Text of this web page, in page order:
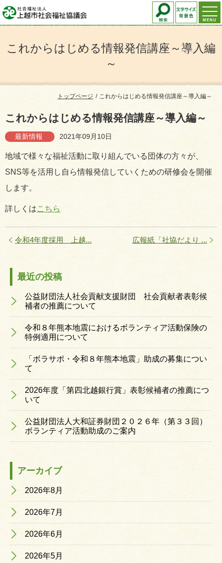
MENU
これからはじめる情報発信講座～導入編
～
トップページ これからはじめる情報発信講座～導入編～
これからはじめる情報発信講座～導入編～
最新情報 2021年09月10日
地域で様々な福祉活動に取り組んでいる団体の方々が、
SNS等を活用し自ら情報発信していくための研修会を開催
します。
詳しくはこちら
令和4年度採用 上越... 広報紙「社協だより ...
最近の投稿
公益財団法人社会貢献支援財団 社会貢献者表彰候
補者の推薦について
令和８年熊本地震におけるボランティア活動保険の
特例適用について
「ボラサポ・令和８年熊本地震」助成の募集につい
て
2026年度「第四北越銀行賞」表彰候補者の推薦につ
いて
公益財団法人大和証券財団２０２６年（第３３回）
ボランティア活動助成のご案内
アーカイブ
2026年8月
2026年7月
2026年6月
2026年5月